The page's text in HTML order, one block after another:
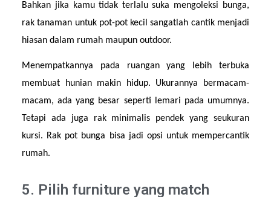
Bahkan jika kamu tidak terlalu suka mengoleksi bunga,
rak tanaman untuk pot-pot kecil sangatlah cantik menjadi
hiasan dalam rumah maupun outdoor.
Menempatkannya pada ruangan yang lebih terbuka
membuat hunian makin hidup. Ukurannya bermacam-
macam, ada yang besar seperti lemari pada umumnya.
Tetapi ada juga rak minimalis pendek yang seukuran
kursi. Rak pot bunga bisa jadi opsi untuk mempercantik
rumah.
5. Pilih furniture yang match